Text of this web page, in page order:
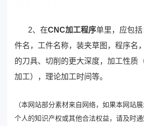
2、在CNC加工程序单里，应包
件名，工件名称，装夹草图，程序名
的刀具、切削的更大深度，加工性质
加工），理论加工时间等。
（本网站部分素材来自网络，如果本网站
个人的知识产权或其他合法权益，请及时